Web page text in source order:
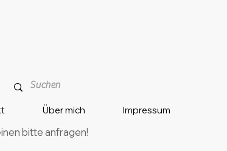
Über mich Impressum
bitte anfragen!